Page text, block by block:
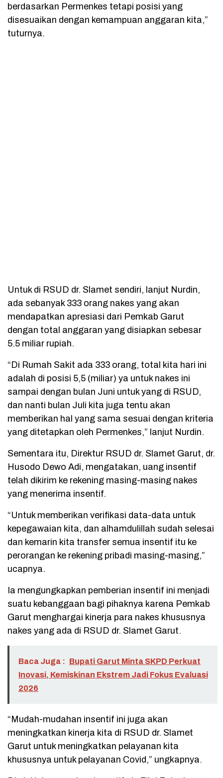
berdasarkan Permenkes tetapi posisi yang
disesuaikan dengan kemampuan anggaran kita,”
tuturnya.
Untuk di RSUD dr. Slamet sendiri, lanjut Nurdin,
ada sebanyak 333 orang nakes yang akan
mendapatkan apresiasi dari Pemkab Garut
dengan total anggaran yang disiapkan sebesar
5.5 miliar rupiah.
“Di Rumah Sakit ada 333 orang, total kita hari ini
adalah di posisi 5,5 (miliar) ya untuk nakes ini
sampai dengan bulan Juni untuk yang di RSUD,
dan nanti bulan Juli kita juga tentu akan
memberikan hal yang sama sesuai dengan kriteria
yang ditetapkan oleh Permenkes,” lanjut Nurdin.
Sementara itu, Direktur RSUD dr. Slamet Garut, dr.
Husodo Dewo Adi, mengatakan, uang insentif
telah dikirim ke rekening masing-masing nakes
yang menerima insentif.
“Untuk memberikan verifikasi data-data untuk
kepegawaian kita, dan alhamdulillah sudah selesai
dan kemarin kita transfer semua insentif itu ke
perorangan ke rekening pribadi masing-masing,”
ucapnya.
Ia mengungkapkan pemberian insentif ini menjadi
suatu kebanggaan bagi pihaknya karena Pemkab
Garut menghargai kinerja para nakes khususnya
nakes yang ada di RSUD dr. Slamet Garut.
Baca Juga : Bupati Garut Minta SKPD Perkuat
Inovasi, Kemiskinan Ekstrem Jadi Fokus Evaluasi
2026
“Mudah-mudahan insentif ini juga akan
meningkatkan kinerja kita di RSUD dr. Slamet
Garut untuk meningkatkan pelayanan kita
khususnya untuk pelayanan Covid,” ungkapnya.